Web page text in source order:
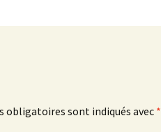
obligatoires sont indiqués avec *